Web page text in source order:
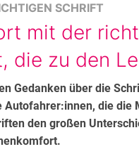
SCHRIFT
mit der
die zu den
Gedanken über die
Autofahrer:innen, die
den großen